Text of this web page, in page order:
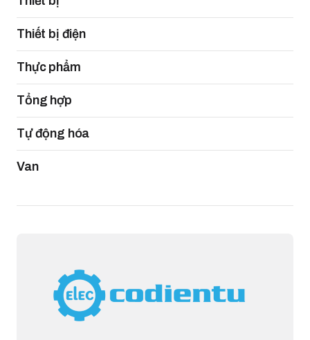
Thiết bị điện
Thực phẩm
Tổng hợp
Tự động hóa
Van